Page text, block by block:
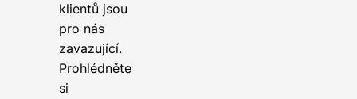
klientů jsou
pro nás
zavazující.
Prohlédněte
si